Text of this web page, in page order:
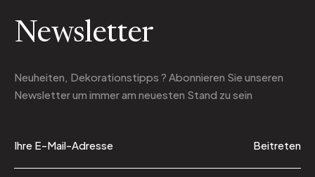
Newsletter
Neuheiten, Dekorationstipps ? Abonnieren Sie unseren
Newsletterum immer am neuesten Stand zu sein
Beitreten